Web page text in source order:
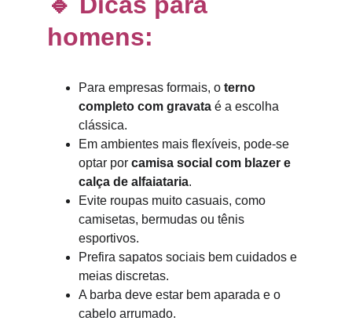
homens:
Para empresas formais, o terno
completo com gravata é a escolha
clássica.
Em ambientes mais flexíveis, pode-se
optar por camisa social com blazer e
calça de alfaiataria.
Evite roupas muito casuais, como
camisetas, bermudas ou tênis
esportivos.
Prefira sapatos sociais bem cuidados e
meias discretas.
A barba deve estar bem aparada e o
cabelo arrumado.